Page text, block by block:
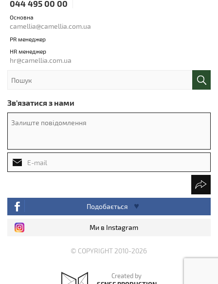
044 495 00 00
Основна
camellia@camellia.com.ua
PR менеджер
HR менеджер
hr@camellia.com.ua
Зв'язатися з нами
Подобається
Ми в Instagram
© COPYRIGHT 2010-2026
Created by